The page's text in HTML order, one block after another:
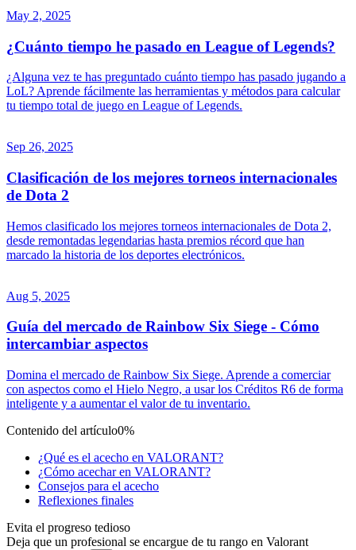
May 2, 2025
¿Cuánto tiempo he pasado en League of Legends?
¿Alguna vez te has preguntado cuánto tiempo has pasado jugando a
LoL? Aprende fácilmente las herramientas y métodos para calcular
tu tiempo total de juego en League of Legends.
Sep 26, 2025
Clasificación de los mejores torneos internacionales
de Dota 2
Hemos clasificado los mejores torneos internacionales de Dota 2,
desde remontadas legendarias hasta premios récord que han
marcado la historia de los deportes electrónicos.
Aug 5, 2025
Guía del mercado de Rainbow Six Siege - Cómo
intercambiar aspectos
Domina el mercado de Rainbow Six Siege. Aprende a comerciar
con aspectos como el Hielo Negro, a usar los Créditos R6 de forma
inteligente y a aumentar el valor de tu inventario.
Contenido del artículo0%
¿Qué es el acecho en VALORANT?
¿Cómo acechar en VALORANT?
Consejos para el acecho
Reflexiones finales
Evita el progreso tedioso
Deja que un profesional se encargue de tu rango en Valorant